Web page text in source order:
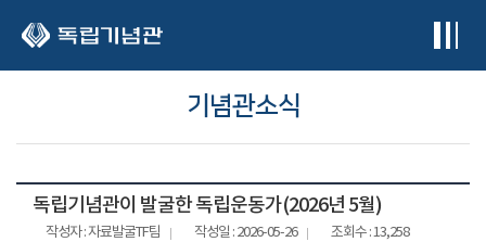
기념관소식
독립기념관이 발굴한 독립운동가(2026년 5월)
작성자 : 자료발굴TF팀 작성일 : 2026-05-26 조회수 : 13,258